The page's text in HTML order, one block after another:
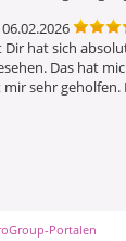
Dir hat sich
Das hat
sehr geholfen.
Portalen